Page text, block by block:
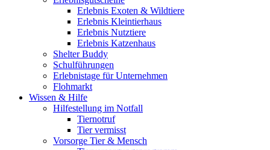
Erlebnis Exoten & Wildtiere
Erlebnis Kleintierhaus
Erlebnis Nutztiere
Erlebnis Katzenhaus
Shelter Buddy
Schulführungen
Erlebnistage für Unternehmen
Flohmarkt
Wissen & Hilfe
Hilfestellung im Notfall
Tiernotruf
Tier vermisst
Vorsorge Tier & Mensch